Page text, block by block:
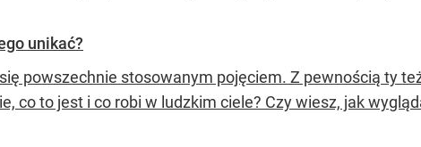
unikać?
powszechnie stosowanym pojęciem. Z pewnością ty
co to jest i co robi w ludzkim ciele? Czy wiesz, jak